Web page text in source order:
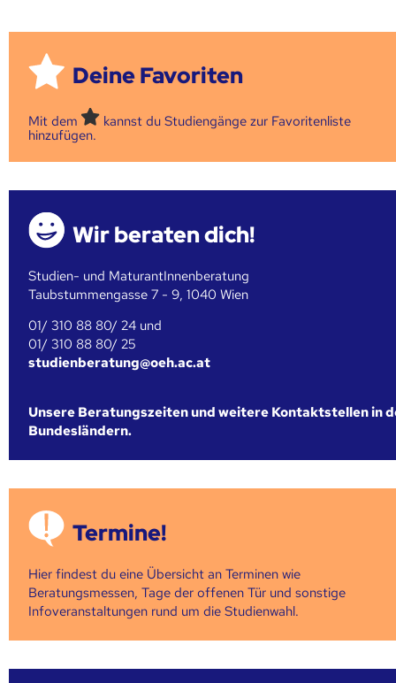
Deine Favoriten
Mit dem
kannst du Studiengänge zur Favoritenliste
hinzufügen.
Wir beraten dich!
Studien- und MaturantInnenberatung
Taubstummengasse 7 - 9, 1040 Wien
01/ 310 88 80/ 24 und
01/ 310 88 80/ 25
studienberatung@oeh.ac.at
Unsere Beratungszeiten und weitere Kontaktstellen in
Bundesländern.
Termine!
Hier findest du eine Übersicht an Terminen wie
Beratungsmessen, Tage der offenen Tür und sonstige
Infoveranstaltungen rund um die Studienwahl.